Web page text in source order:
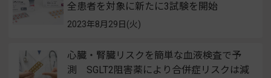
全患者を対象に新たに3試験を開始
2023年8月29日(火)
心臓・腎臓リスクを簡単な血液検査で予
測 SGLT2阻害薬により合併症リスクは減